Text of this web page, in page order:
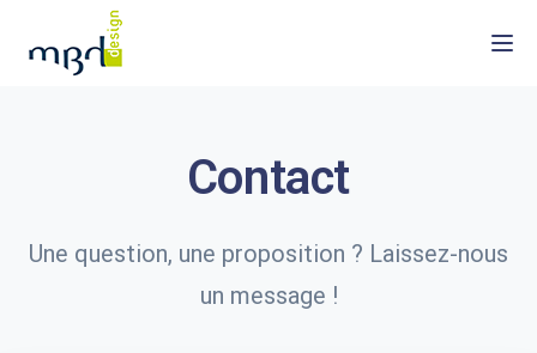
Contact
Une question, une proposition ? Laissez-nous
un message !